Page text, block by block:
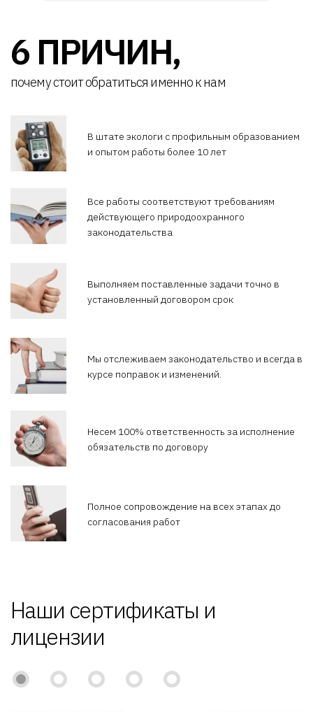
6 ПРИЧИН,
почему стоит обратиться именно к нам
В штате экологи с профильным образованием
и опытом работы более 10 лет
Все работы соответствуют требованиям
действующего природоохранного
законодательства
Выполняем поставленные задачи точно в
установленный договором срок
Мы отслеживаем законодательство и всегда в
курсе поправок и изменений.
Несем 100% ответственность за исполнение
обязательств по договору
Полное сопровождение на всех этапах до
согласования работ
Наши сертификаты и
лицензии